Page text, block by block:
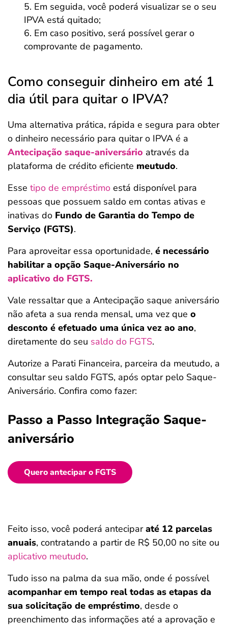
Em seguida, você poderá visualizar se o seu
IPVA está quitado;
Em caso positivo, será possível gerar o
comprovante de pagamento.
Como conseguir dinheiro em até 1
dia útil para quitar o IPVA?
Uma alternativa prática, rápida e segura para obter
o dinheiro necessário para quitar o IPVA é a
Antecipação saque-aniversário através da
plataforma de crédito eficiente meutudo.
Esse tipo de empréstimo está disponível para
pessoas que possuem saldo em contas ativas e
inativas do Fundo de Garantia do Tempo de
Serviço (FGTS).
Para aproveitar essa oportunidade, é necessário
habilitar a opção Saque-Aniversário no
aplicativo do FGTS.
Vale ressaltar que a Antecipação saque aniversário
não afeta a sua renda mensal, uma vez que o
desconto é efetuado uma única vez ao ano,
diretamente do seu saldo do FGTS.
Autorize a Parati Financeira, parceira da meutudo, a
consultar seu saldo FGTS, após optar pelo Saque-
Aniversário. Confira como fazer:
Passo a Passo Integração Saque-
aniversário
Quero antecipar o FGTS
Feito isso, você poderá anteciparaté 12 parcelas
anuais, contratando a partir de R$ 50,00 no site ou
aplicativo meutudo.
Tudo isso na palma da sua mão, onde é possível
acompanhar em tempo real todas as etapas da
sua solicitação de empréstimo, desde o
preenchimento das informações até a aprovação e